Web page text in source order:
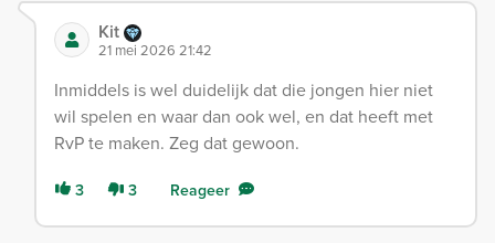
Kit
21 mei 2026 21:42
Inmiddels is wel duidelijk dat die jongen hier niet
wil spelen en waar dan ook wel, en dat heeft met
RvP te maken. Zeg dat gewoon.
3 3 Reageer